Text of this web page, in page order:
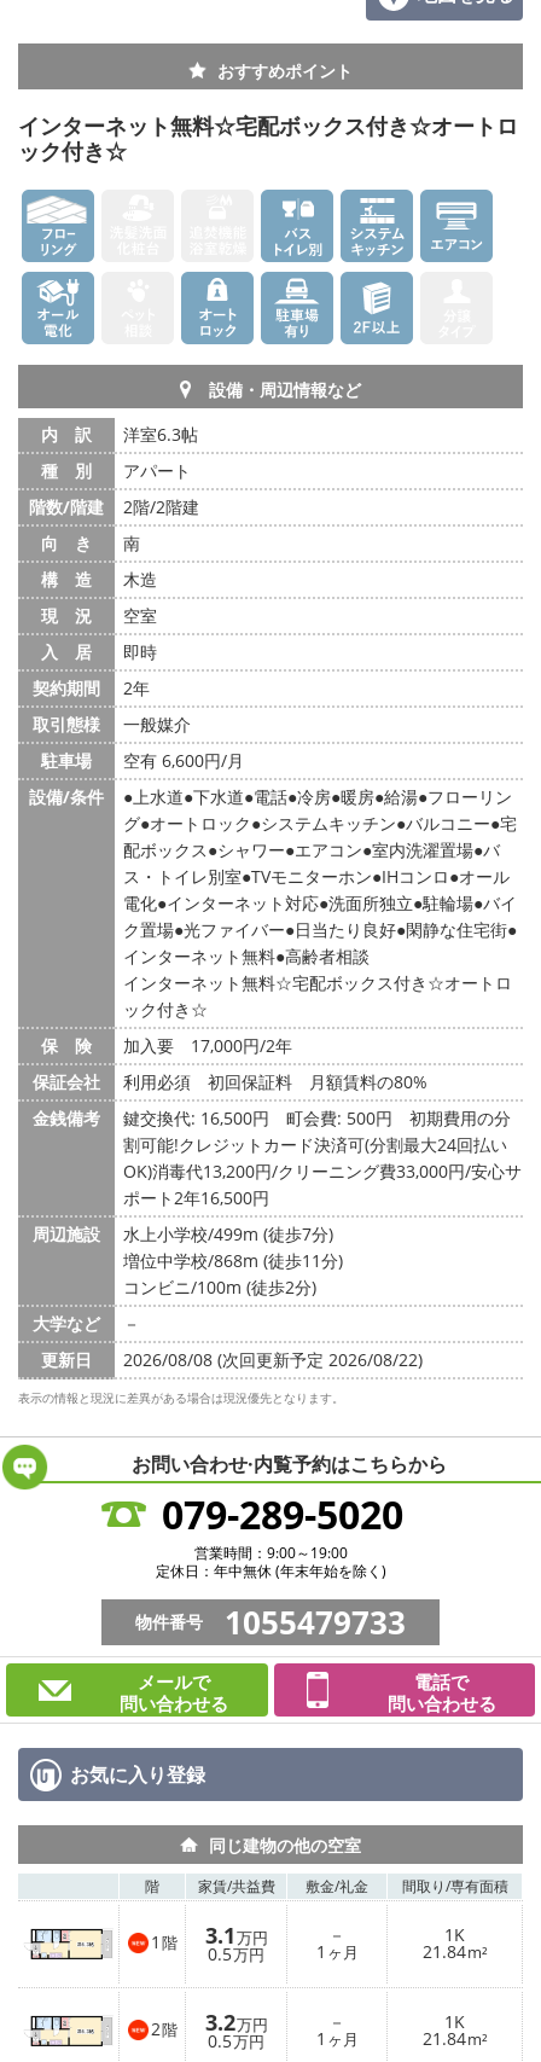
おすすめポイント
インターネット無料☆宅配ボックス付き☆オートロ
ック付き☆
設備・周辺情報など
内 訳
洋室6.3帖
種 別
アパート
階数/階建
2階/2階建
向 き
南
構 造
木造
現 況
空室
入 居
即時
契約期間
2年
取引態様
一般媒介
駐車場
空有 6,600円/月
設備/条件
上水道 下水道 電話 冷房 暖房 給湯 フローリン
グ オートロック システムキッチン バルコニー 宅
配ボックス シャワー エアコン 室内洗濯置場 バ
ス・トイレ別室 TVモニターホン IHコンロ オール
電化 インターネット対応 洗面所独立 駐輪場 バイ
ク置場 光ファイバー 日当たり良好 閑静な住宅街
インターネット無料 高齢者相談
インターネット無料☆宅配ボックス付き☆オートロ
ック付き☆
保 険
加入要 17,000円/2年
保証会社
利用必須 初回保証料 月額賃料の80%
金銭備考
鍵交換代: 16,500円 町会費: 500円
初期費用の分
割可能!クレジットカード決済可(分割最大24回払い
OK)消毒代13,200円/クリーニング費33,000円/安心サ
ポート2年16,500円
周辺施設
水上小学校/499m (徒歩7分)
増位中学校/868m (徒歩11分)
コンビニ/100m (徒歩2分)
大学など
－
更新日
2026/08/08 (次回更新予定 2026/08/22)
表示の情報と現況に差異がある場合は現況優先となります。
お問い合わせ·内覧予約はこちらから
079-289-5020
営業時間：9:00～19:00
定休日：年中無休 (年末年始を除く)
物件番号 1055479733
メールで
問い合わせる
電話で
問い合わせる
お気に入り登録
同じ建物の他の空室
階 家賃/共益費 敷金/礼金 間取り/専有面積
1 階 3.1万円
0.5万円
－
1 ヶ月
1K
21.84m²
2階 3.2万円
0.5万円
－
1 ヶ月
1K
21.84m²